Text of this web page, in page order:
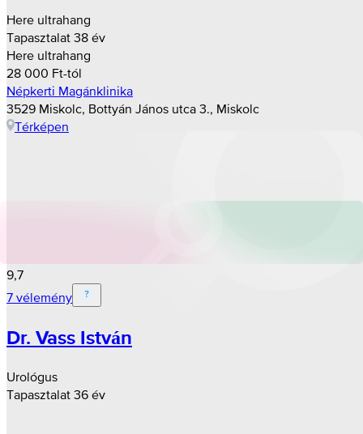
Here ultrahang
Tapasztalat 38 év
Here ultrahang
28 000 Ft-tól
Népkerti Magánklinika
3529 Miskolc, Bottyán János utca 3., Miskolc
Térképen
9,7
7 vélemény
Dr. Vass István
Urológus
Tapasztalat 36 év